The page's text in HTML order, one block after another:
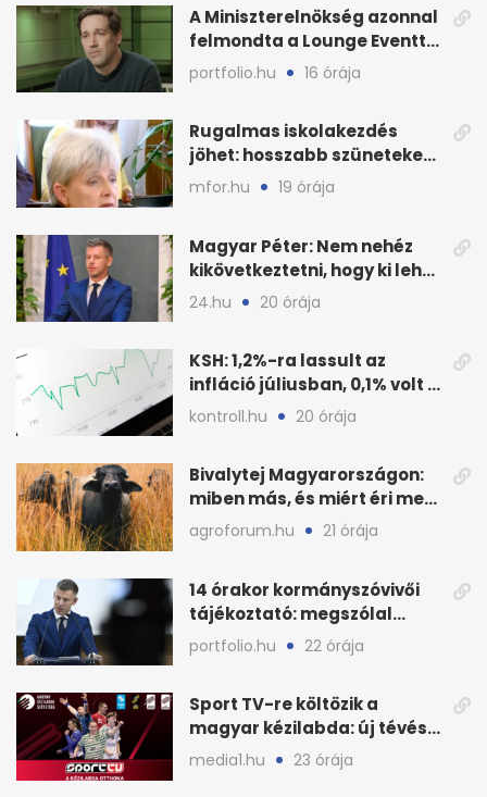
A Miniszterelnökség azonnal
felmondta a Lounge Eventtel
kötött szerződést
portfolio.hu 16 órája
Rugalmas iskolakezdés
jöhet: hosszabb szüneteket
javasolnak szeptembertől
mfor.hu 19 órája
Magyar Péter: Nem nehéz
kikövetkeztetni, hogy ki lehet
a három jelölt
24.hu 20 órája
KSH: 1,2%-ra lassult az
infláció júliusban, 0,1% volt a
havi áresés
kontroll.hu 20 órája
Bivalytej Magyarországon:
miben más, és miért éri meg
feldolgozni?
agroforum.hu 21 órája
14 órakor kormányszóvivői
tájékoztató: megszólal
Magyar Péter is
portfolio.hu 22 órája
Sport TV-re költözik a
magyar kézilabda: új tévés
megállapodás
media1.hu 23 órája